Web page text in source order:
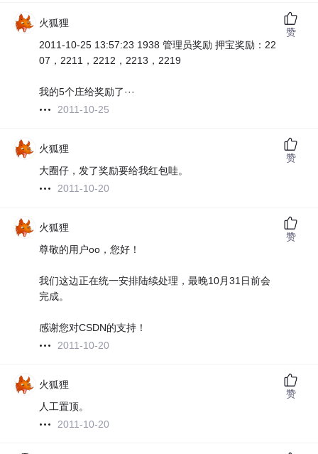
火狐狸
2011-10-25 13:57:23 1938 管理员奖励 押宝奖励：22
07，2211，2212，2213，2219
我的5个庄给奖励了···
2011-10-25
赞
火狐狸
大圈仔，发了奖励要给我红包哇。
2011-10-20
赞
火狐狸
尊敬的用户oo，您好！
我们这边正在统一安排陆续处理，最晚10月31日前会
完成。
感谢您对CSDN的支持！
2011-10-20
赞
火狐狸
人工置顶。
2011-10-20
赞